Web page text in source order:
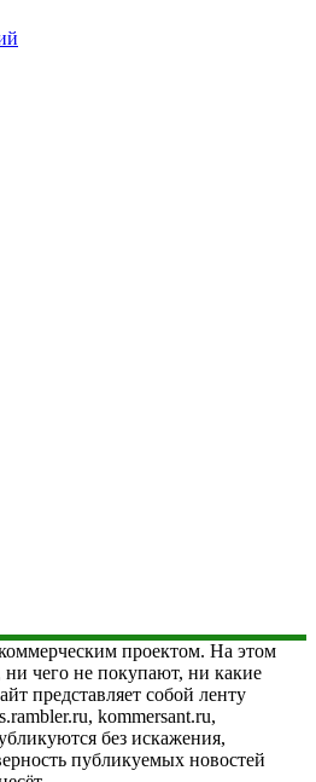
проектом. На этом
ни чего не покупают, ни какие
представляет собой ленту
kommersant.ru,
без искажения,
публикуемых новостей